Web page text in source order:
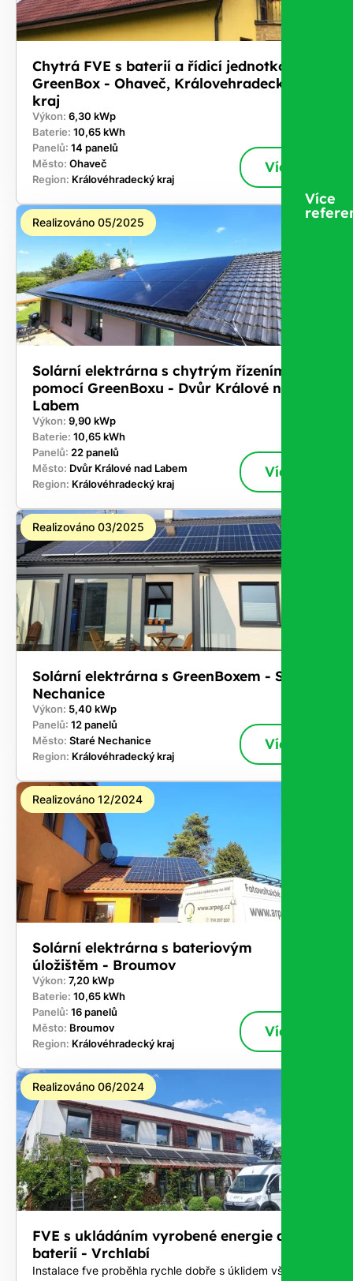
Chytrá FVE s baterií a řídicí jednotkou
GreenBox - Ohaveč, Královehradecký
kraj
Výkon: 6,30 kWp
Baterie: 10,65 kWh
Panelů: 14 panelů
Město: Ohaveč
Region: Královéhradecký kraj
Více
Realizováno 05/2025
Solární elektrárna s chytrým řízením
pomocí GreenBoxu - Dvůr Králové nad
Labem
Výkon: 9,90 kWp
Baterie: 10,65 kWh
Panelů: 22 panelů
Město: Dvůr Králové nad Labem
Region: Královéhradecký kraj
Více
Realizováno 03/2025
Solární elektrárna s GreenBoxem - Staré
Nechanice
Výkon: 5,40 kWp
Panelů: 12 panelů
Město: Staré Nechanice
Region: Královéhradecký kraj
Více
Realizováno 12/2024
Solární elektrárna s bateriovým
úložištěm - Broumov
Výkon: 7,20 kWp
Baterie: 10,65 kWh
Panelů: 16 panelů
Město: Broumov
Region: Královéhradecký kraj
Více
Realizováno 06/2024
FVE s ukládáním vyrobené energie do
baterií - Vrchlabí
Instalace fve proběhla rychle dobře s úklidem vše
Více